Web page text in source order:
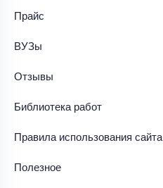
Прайс
ВУЗы
Отзывы
Библиотека работ
Правила использования сайта
Полезное